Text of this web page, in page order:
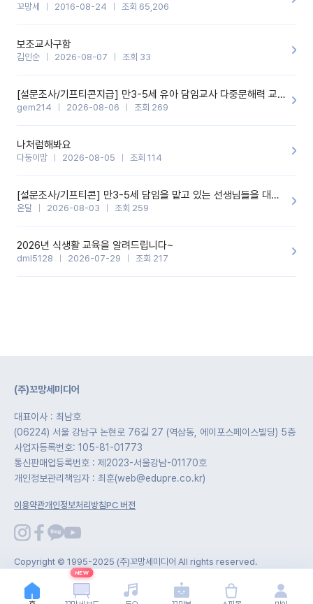
꼬망세 2016-08-24 조회 65,206
보조교사구함
김인순 2026-08-07 조회 33
[설문조사/기프티콘지급] 만3-5세 유아 담임교사 다중문해력 교육 증진을 위한 설문조사
gem214 2026-08-06 조회 269
나처럼해봐요
다둥이맘 2026-08-05 조회 114
[설문조사/기프티콘] 만3-5세 담임을 맡고 있는 선생님들을 대상으로 설문조사를 합니다!
온달 2026-08-03 조회 259
2026년 식생활 교육을 알려드립니다~
dml5128 2026-07-29 조회 217
(주)꼬망세미디어
대표이사 : 최남호
(06224) 서울 강남구 논현로 76길 27 (역삼동, 에이포스페이스빌딩) 5층
사업자등록번호: 105-81-01773
통신판매업등록번호 : 제2023-서울강남-01170호
개인정보관리책임자 : 최훈(web@edupre.co.kr)
이용약관개인정보처리방침PC 버전
Copyright © 1995-2025 (주)꼬망세미디어 All rights reserved.
NEW